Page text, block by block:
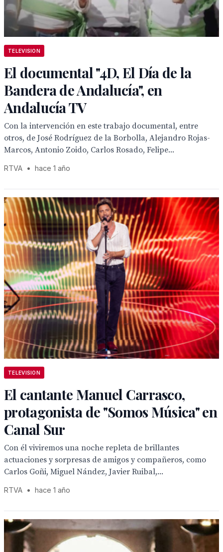
TELEVISION
El documental "4D, El Día de la
Bandera de Andalucía", en
Andalucía TV
Con la intervención en este trabajo documental, entre
otros, de José Rodríguez de la Borbolla, Alejandro Rojas-
Marcos, Antonio Zoido, Carlos Rosado, Felipe...
RTVA • hace 1 año
TELEVISION
El cantante Manuel Carrasco,
protagonista de "Somos Música" en
Canal Sur
Con él viviremos una noche repleta de brillantes
actuaciones y sorpresas de amigos y compañeros, como
Carlos Goñi, Miguel Nández, Javier Ruibal,...
RTVA • hace 1 año